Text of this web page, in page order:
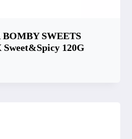
SWEETS
120G